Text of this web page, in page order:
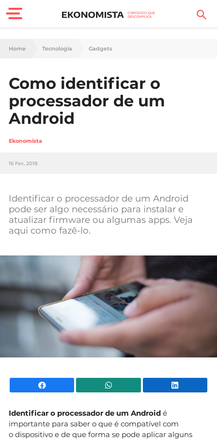
Finanças Pessoais
Carreira
Casa
Lifestyle
Sociedade
Negócios
Mundial 2026
Home Tecnologia Gadgets
Como identificar o
processador de um
Android
Ekonomista
16 Fev, 2018
Identificar o processador de um Android
pode ser algo necessário para instalar e
atualizar firmware ou algumas apps. Veja
aqui como fazê-lo.
Facebook WhatsApp
Identificar o processador de um Android é
importante para saber o que é compatível com
o dispositivo e de que forma se pode aplicar alguns